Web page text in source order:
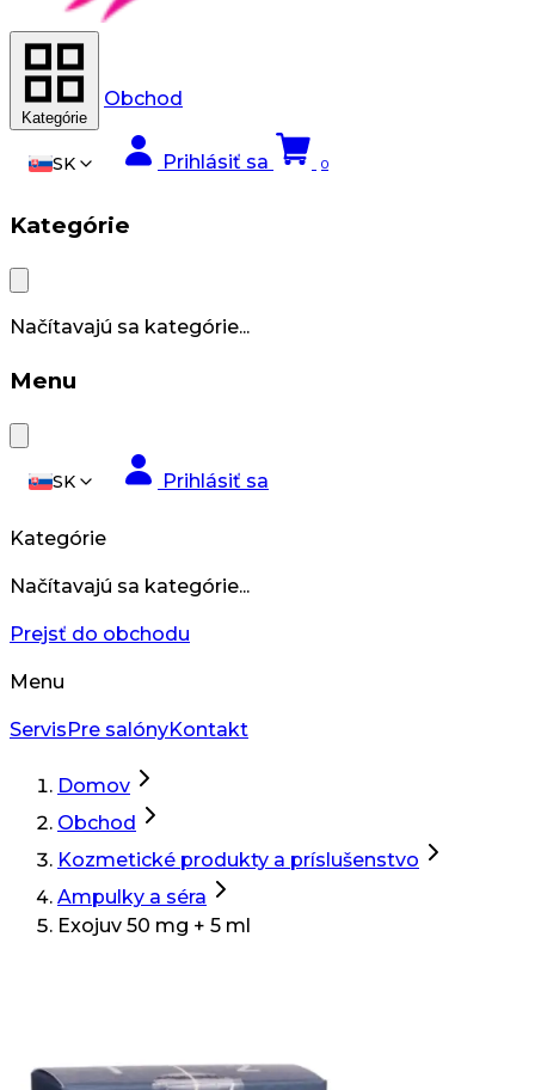
Kategórie
Obchod
SK Prihlásiť sa 0
Kategórie
Načítavajú sa kategórie...
Menu
SK Prihlásiť sa
Kategórie
Načítavajú sa kategórie...
Prejsť do obchodu
Menu
Servis Pre salónyKontakt
Domov
Obchod
Kozmetické produkty a príslušenstvo
Ampulky a séra
Exojuv 50 mg + 5 ml